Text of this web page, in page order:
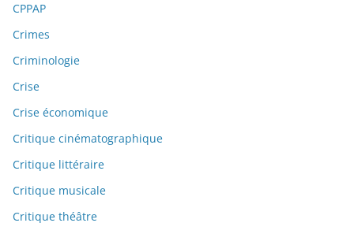
CPPAP
Crimes
Criminologie
Crise
Crise économique
Critique cinématographique
Critique littéraire
Critique musicale
Critique théâtre